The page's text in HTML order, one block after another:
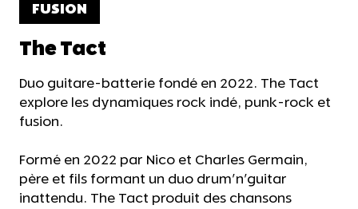
FUSION
The Tact
Duo guitare-batterie fondé en 2022. The Tact
explore les dynamiques rock indé, punk-rock et
fusion.
Formé en 2022 par Nico et Charles Germain,
père et fils formant un duo drum'n'guitar
inattendu. The Tact produit des chansons